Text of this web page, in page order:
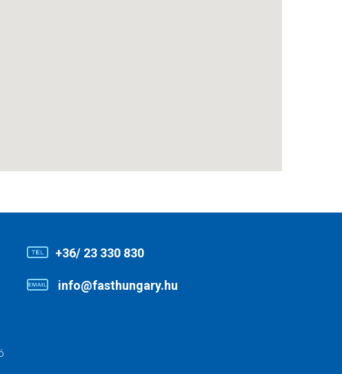
+36/ 23 330 830
info@fasthungary.hu